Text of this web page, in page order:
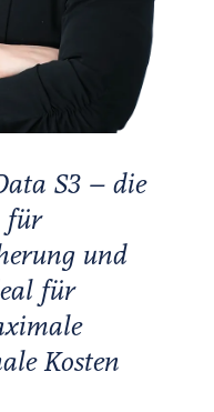
S3 – die
für
und
für
Kosten